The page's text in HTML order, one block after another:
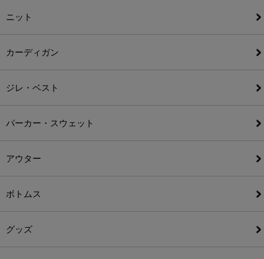
ニット
カーディガン
ジレ・ベスト
パーカー・スウェット
アウター
ボトムス
グッズ